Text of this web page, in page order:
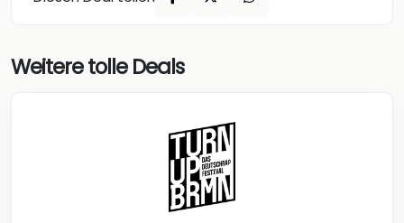
Weitere tolle Deals